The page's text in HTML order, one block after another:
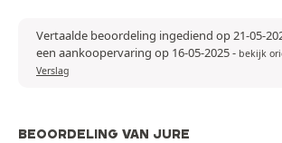
Vertaalde beoordeling ingediend op 21-05-
een aankoopervaring op 16-05-2025- bekijk
Verslag
BEOORDELING VAN JURE